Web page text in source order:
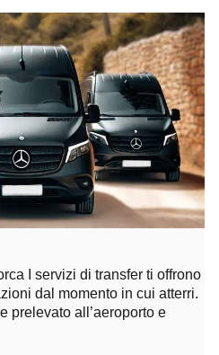
I servizi di transfer ti offrono
dal momento in cui atterri.
prelevato all’aeroporto e